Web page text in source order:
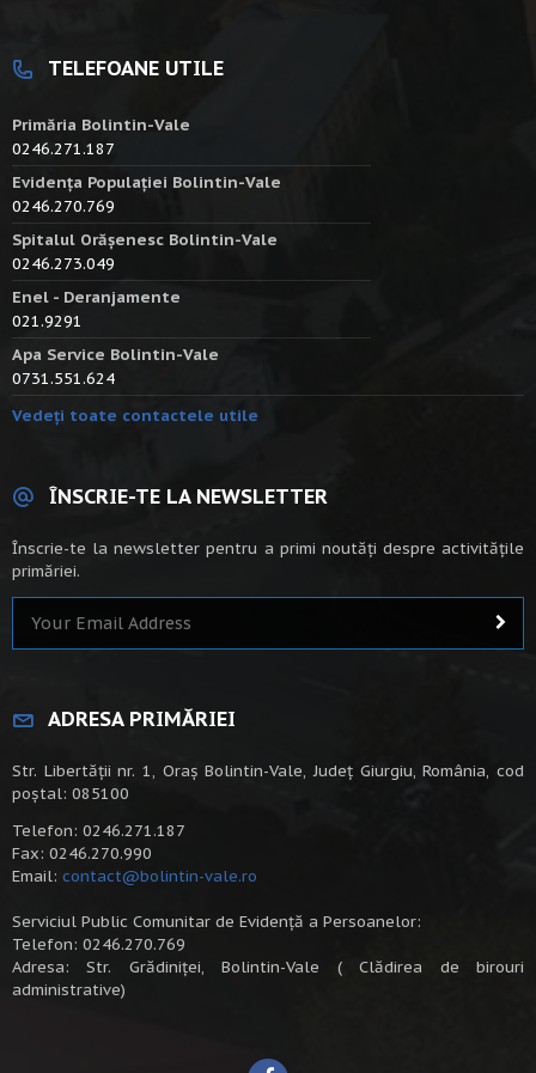
TELEFOANE UTILE
Primăria Bolintin-Vale
0246.271.187
Evidența Populației Bolintin-Vale
0246.270.769
Spitalul Orășenesc Bolintin-Vale
0246.273.049
Enel - Deranjamente
021.9291
Apa Service Bolintin-Vale
0731.551.624
Vedeți toate contactele utile
ÎNSCRIE-TE LA NEWSLETTER
Înscrie-te la newsletter pentru a primi noutăți despre activitățile
primăriei.
ADRESA PRIMĂRIEI
Str. Libertății nr. 1, Oraș Bolintin-Vale, Județ Giurgiu, România, cod
poștal: 085100
Telefon: 0246.271.187
Fax: 0246.270.990
Email: contact@bolintin-vale.ro
Serviciul Public Comunitar de Evidență a Persoanelor:
Telefon: 0246.270.769
Adresa: Str. Grădiniței, Bolintin-Vale ( Clădirea de birouri
administrative)